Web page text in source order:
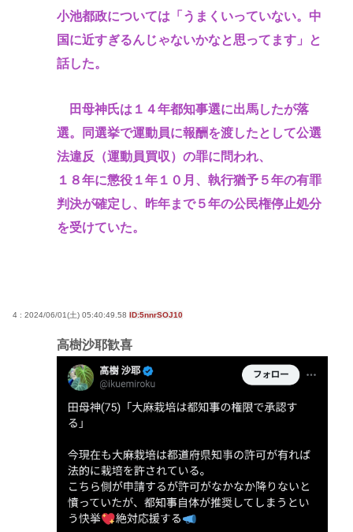
小池都政については「うまくいっていない。中
国に近すぎるんじゃないかなと思ってます」と
話した。
田母神氏は１４年都知事選に出馬したが落
選。同選挙で運動員に報酬を渡したとして公選
法違反（運動員買収）の罪に問われ、
１８年に懲役１年１０月、執行猶予５年の有罪
判決が確定し、昨年まで５年の公民権停止処分
を受けていた。
4 : 2024/06/01(土) 05:40:49.58 ID:5nnrSOJ10
高樹沙耶歓喜